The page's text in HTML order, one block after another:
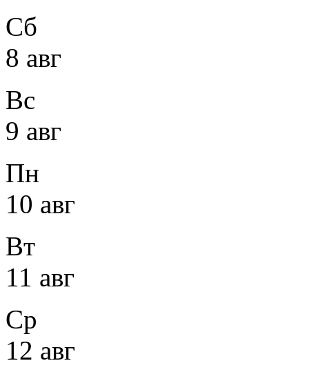
Сб
8 авг
Вс
9 авг
Пн
10 авг
Вт
11 авг
Ср
12 авг